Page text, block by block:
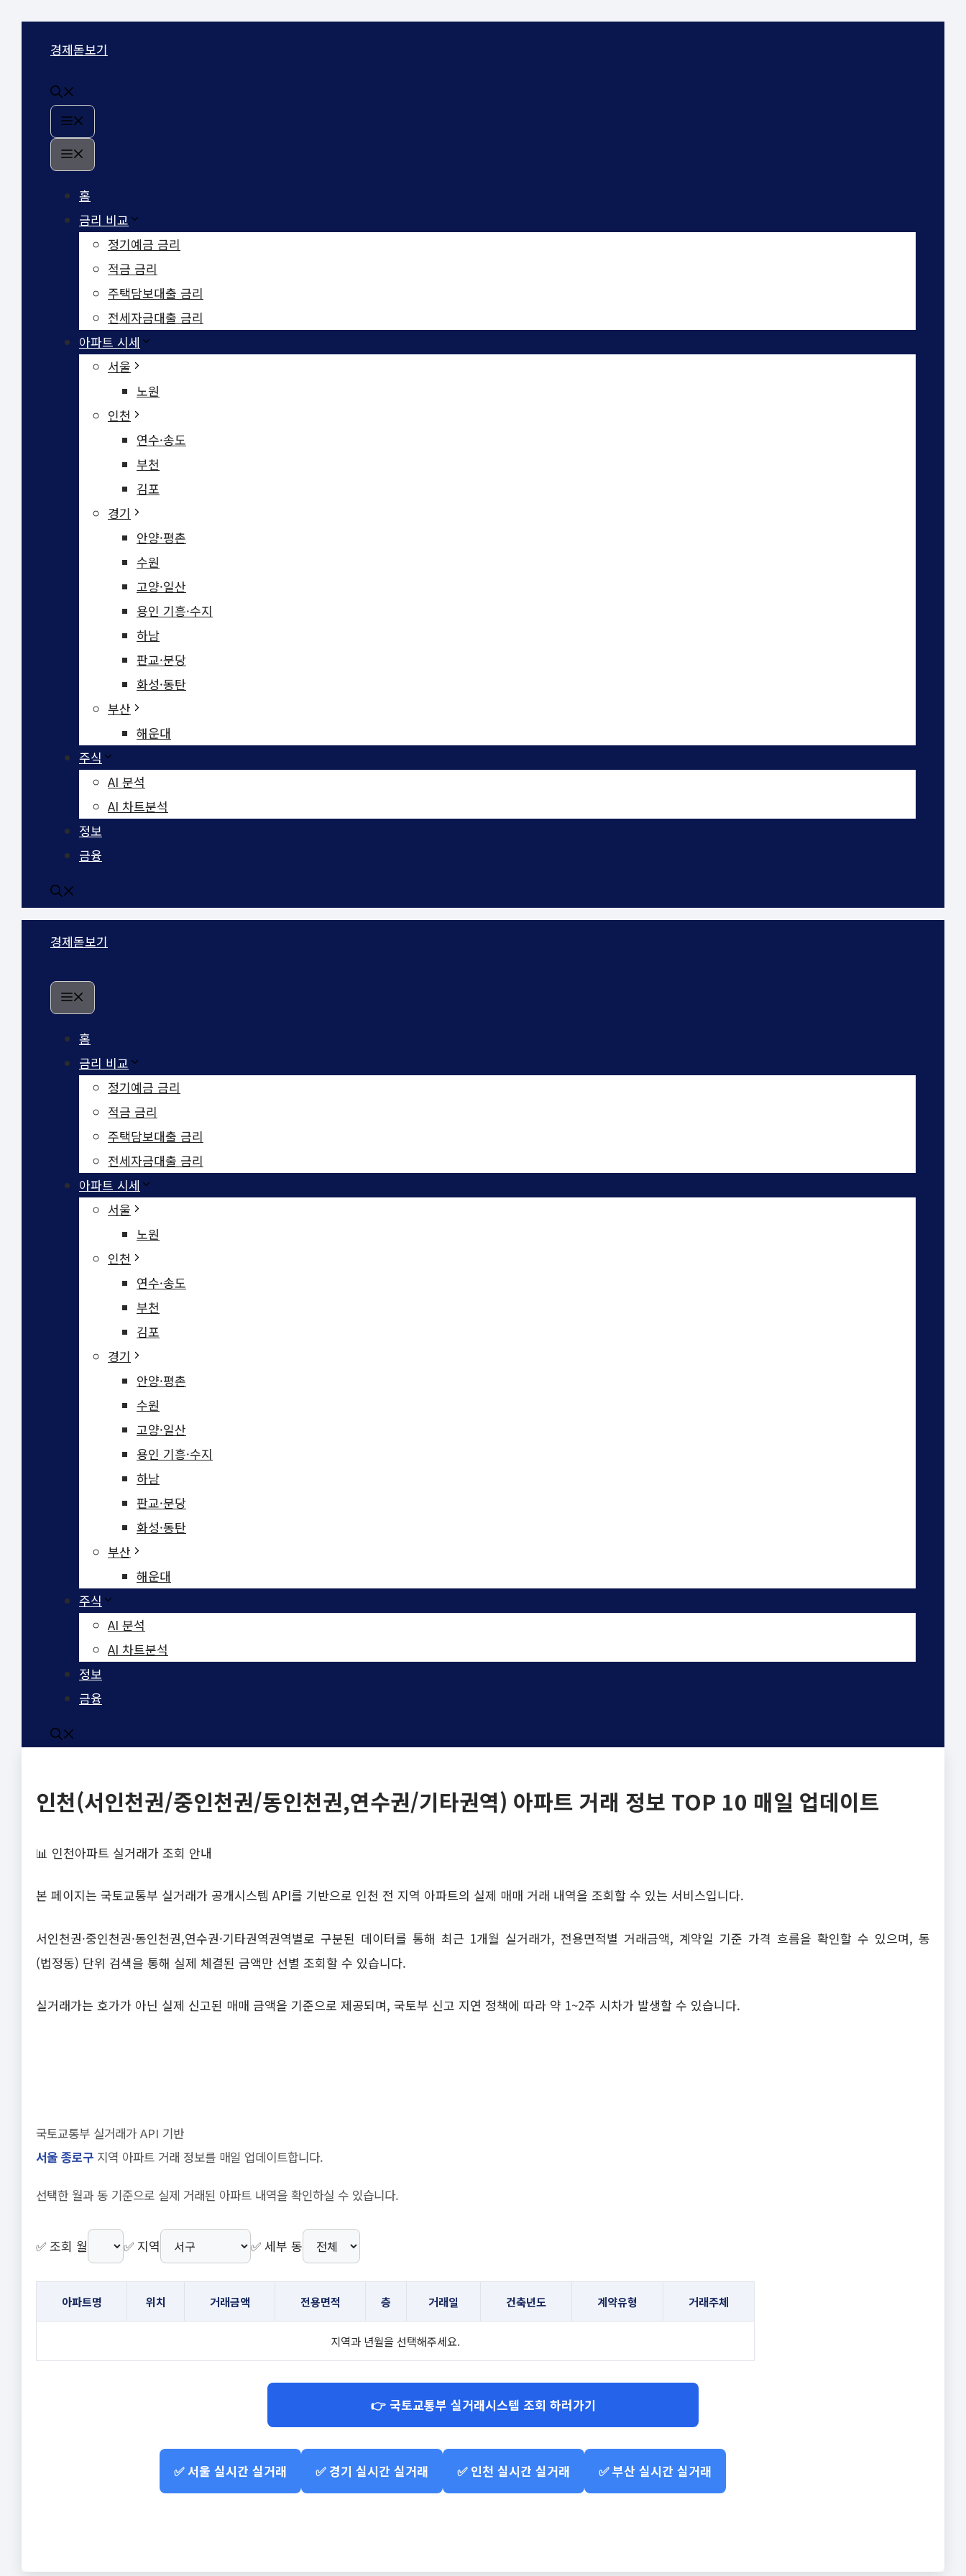
건너뛰기경제돋보기
홈
금리 비교
정기예금 금리
적금 금리
주택담보대출 금리
전세자금대출 금리
아파트 시세
서울
노원
인천
연수·송도
부천
김포
경기
안양·평촌
수원
고양·일산
용인 기흥·수지
하남
판교·분당
화성·동탄
부산
해운대
주식
AI 분석
AI 차트분석
정보
금융
경제돋보기
홈
금리 비교
정기예금 금리
적금 금리
주택담보대출 금리
전세자금대출 금리
아파트 시세
서울
노원
인천
연수·송도
부천
김포
경기
안양·평촌
수원
고양·일산
용인 기흥·수지
하남
판교·분당
화성·동탄
부산
해운대
주식
AI 분석
AI 차트분석
정보
금융
인천(서인천권/중인천권/동인천권,연수권/기타권역) 아파트 거래 정보 TOP 10 매일 업데이트
📊 인천아파트 실거래가 조회 안내
본 페이지는 국토교통부 실거래가 공개시스템 API를 기반으로 인천 전 지역 아파트의 실제 매매 거래 내역을 조회할 수 있는 서비스입니다.
서인천권·중인천권·동인천권,연수권·기타권역권역별로 구분된 데이터를 통해 최근 1개월 실거래가, 전용면적별 거래금액, 계약일 기준 가격 흐름을 확인할 수 있으며, 동
(법정동) 단위 검색을 통해 실제 체결된 금액만 선별 조회할 수 있습니다.
실거래가는 호가가 아닌 실제 신고된 매매 금액을 기준으로 제공되며, 국토부 신고 지연 정책에 따라 약 1~2주 시차가 발생할 수 있습니다.
국토교통부 실거래가 API 기반
서울 종로구 지역 아파트 거래 정보를 매일 업데이트합니다.
선택한 월과 동 기준으로 실제 거래된 아파트 내역을 확인하실 수 있습니다.
✅ 조회 월 ✅ 지역 ✅ 세부 동
아파트명 위치 거래금액 전용면적 층 거래일 건축년도 계약유형 거래주체
지역과 년월을 선택해주세요.
👉 국토교통부 실거래시스템 조회 하러가기
✅ 서울 실시간 실거래 ✅ 경기 실시간 실거래 ✅ 인천 실시간 실거래 ✅ 부산 실시간 실거래